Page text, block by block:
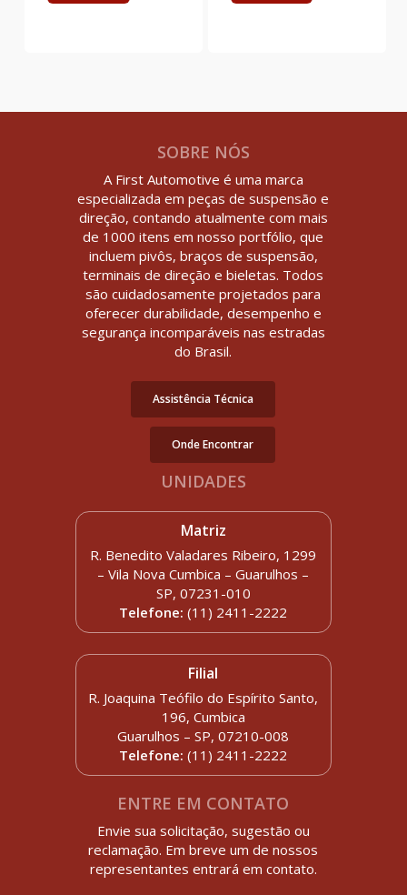
SOBRE NÓS
A First Automotive é uma marca
especializada em peças de suspensão e
direção, contando atualmente com mais
de 1000 itens em nosso portfólio, que
incluem pivôs, braços de suspensão,
terminais de direção e bieletas. Todos
são cuidadosamente projetados para
oferecer durabilidade, desempenho e
segurança incomparáveis nas estradas
do Brasil.
Assistência Técnica
Onde Encontrar
UNIDADES
Matriz
R. Benedito Valadares Ribeiro, 1299
– Vila Nova Cumbica – Guarulhos –
SP, 07231-010
Telefone:(11) 2411-2222
Filial
R. Joaquina Teófilo do Espírito Santo,
196, Cumbica
Guarulhos – SP, 07210-008
Telefone: (11) 2411-2222
ENTRE EM CONTATO
Envie sua solicitação, sugestão ou
reclamação. Em breve um de nossos
representantes entrará em contato.